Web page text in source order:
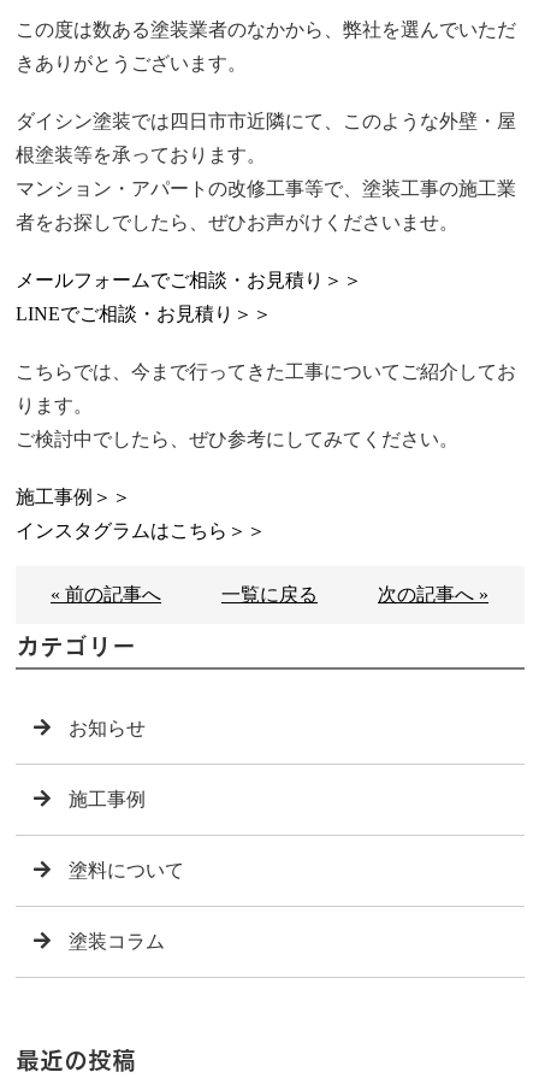
この度は数ある塗装業者のなかから、弊社を選んでいただ
きありがとうございます。
ダイシン塗装では四日市市近隣にて、このような外壁・屋
根塗装等を承っております。
マンション・アパートの改修工事等で、塗装工事の施工業
者をお探しでしたら、ぜひお声がけくださいませ。
メールフォームでご相談・お見積り＞＞
LINEでご相談・お見積り＞＞
こちらでは、今まで行ってきた工事についてご紹介してお
ります。
ご検討中でしたら、ぜひ参考にしてみてください。
施工事例＞＞
インスタグラムはこちら＞＞
« 前の記事へ 一覧に戻る 次の記事へ »
カテゴリー
お知らせ
施工事例
塗料について
塗装コラム
最近の投稿